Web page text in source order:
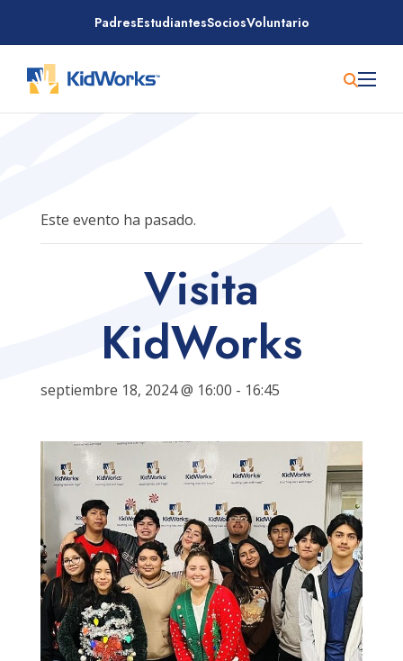
contenido
PadresEstudiantesSociosVoluntario
Este evento ha pasado.
Visita
KidWorks
septiembre 18, 2024 @ 16:00 - 16:45